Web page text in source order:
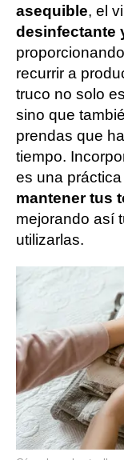
asequible, el
desinfectante
recurrir a
truco no solo
sino que
prendas que
tiempo.
es una
mantener tus
mejorando así
utilizarlas.